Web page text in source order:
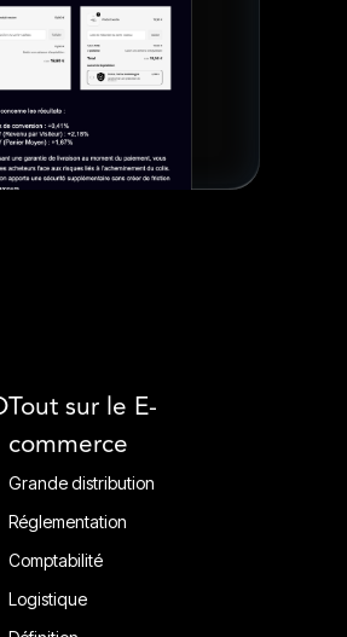
Tout sur le E-
commerce
Grande distribution
Grande distribution
Réglementation
Réglementation
Comptabilité
Comptabilité
Logistique
Ligistique